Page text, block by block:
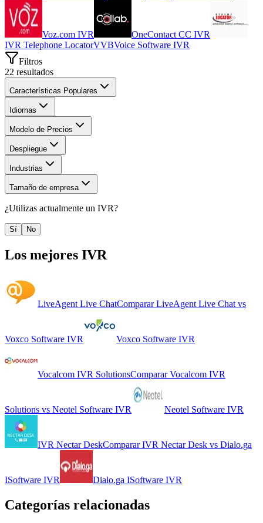
Voz.com IVR
OneContact CC IVR
IVR Telephone LocatorVVBVoice Software IVR
Filtros
22 resultados
Características Populares
Idiomas
Modelo de Precios
Despliegue
Industrias
Tamaño de empresa
¿Utilizas actualmente un IVR?
Sí No
Los mejores IVR
LiveAgent Live ChatComparar LiveAgent Live Chatvs
Voxco Software IVR Voxco Software IVR
Vocalcom IVR SolutionsComparar Vocalcom IVR
Solutions vs Neotel Software IVR Neotel Software IVR
IVR Nectar DeskComparar IVR Nectar Desk vs Dialo.ga
ISoftware IVR Dialo.ga ISoftware IVR
Categorías relacionadas